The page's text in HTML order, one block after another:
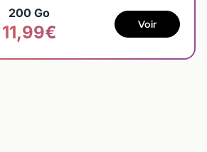
200 Go
11,99€ Voir